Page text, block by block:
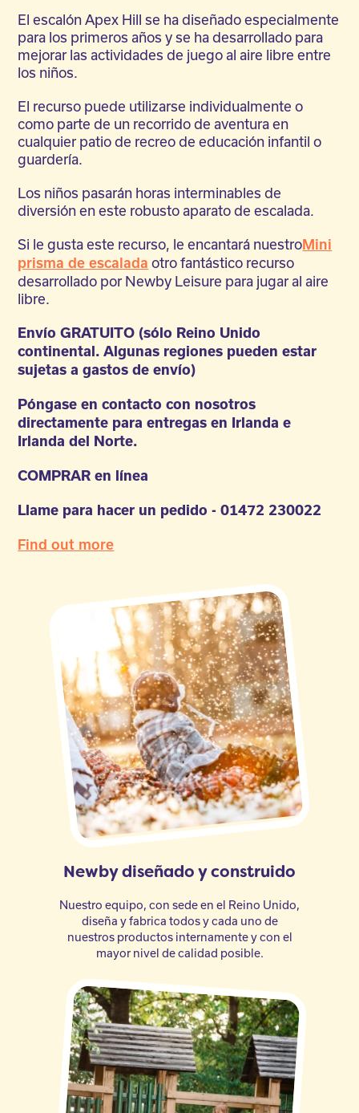
El escalón Apex Hill se ha diseñado especialmente
para los primeros años y se ha desarrollado para
mejorar las actividades de juego al aire libre entre
los niños.
El recurso puede utilizarse individualmente o
como parte de un recorrido de aventura en
cualquier patio de recreo de educación infantil o
guardería.
Los niños pasarán horas interminables de
diversión en este robusto aparato de escalada.
Si le gusta este recurso, le encantará nuestroMini
prisma de escalada otro fantástico recurso
desarrollado por Newby Leisure para jugar al aire
libre.
Envío GRATUITO (sólo Reino Unido
continental. Algunas regiones pueden estar
sujetas a gastos de envío)
Póngase en contacto con nosotros
directamente para entregas en Irlanda e
Irlanda del Norte.
COMPRAR en línea
Llame para hacer un pedido - 01472 230022
Find out more
Newby diseñado y construido
Nuestro equipo, con sede en el Reino Unido,
diseña y fabrica todos y cada uno de
nuestros productos internamente y con el
mayor nivel de calidad posible.